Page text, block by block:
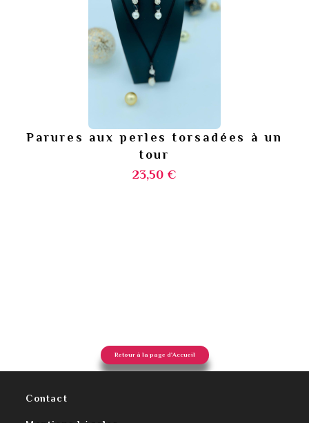
Parures aux perles torsadées à un
tour
23,50 €
Retour à la page d'Accueil
Contact